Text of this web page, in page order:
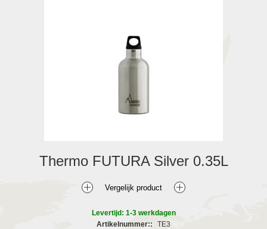
Thermo FUTURA Silver 0.35L
Levertijd: 1-3 werkdagen
Artikelnummer::
TE3